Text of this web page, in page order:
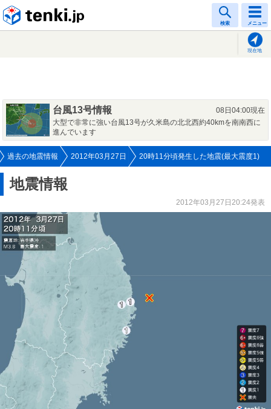
検索 メニュー
現在地
台風13号情報
08日04:00現在
大型で非常に強い台風13号が久米島の北北西約40kmを南南西に
進んでいます
過去の地震情報 2012年03月27日 20時11分頃発生した地震(最大震度1)
地震情報
2012年03月27日20:24発表